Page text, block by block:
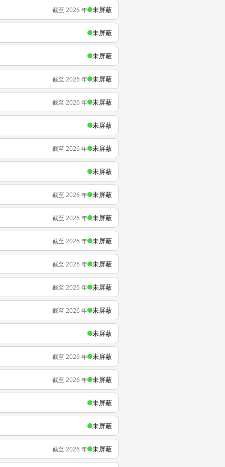
截至 2026 年 未屏蔽
未屏蔽
未屏蔽
截至 2026 年 未屏蔽
截至 2026 年 未屏蔽
未屏蔽
截至 2026 年 未屏蔽
未屏蔽
截至 2026 年 未屏蔽
截至 2026 年 未屏蔽
截至 2026 年 未屏蔽
截至 2026 年 未屏蔽
截至 2026 年 未屏蔽
截至 2026 年 未屏蔽
未屏蔽
截至 2026 年 未屏蔽
截至 2026 年 未屏蔽
未屏蔽
未屏蔽
截至 2026 年 未屏蔽